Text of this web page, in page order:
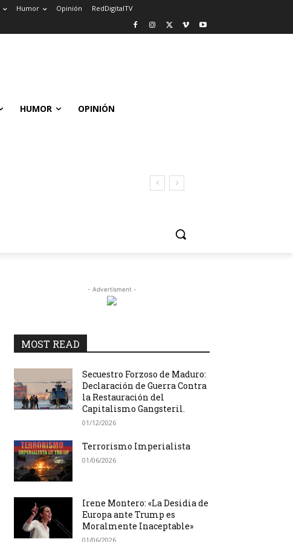
Humor Opinión RedDigitalTV
HUMOR OPINIÓN
- Advertisment -
MOST READ
Secuestro Forzoso de Maduro:
Declaración de Guerra Contra
la Restauración del
Capitalismo Gangsteril.
01/12/2026
Terrorismo Imperialista
01/06/2026
Irene Montero: «La Desidia de
Europa ante Trump es
Moralmente Inaceptable»
01/06/2026